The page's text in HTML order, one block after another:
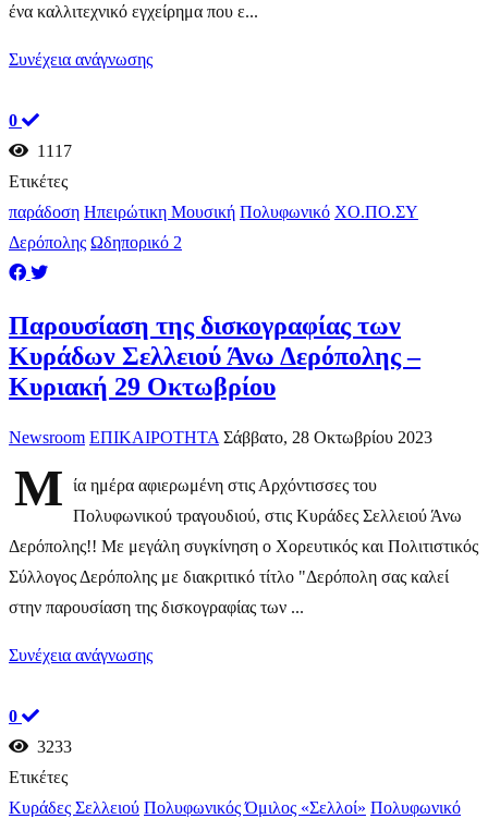
ένα καλλιτεχνικό εγχείρημα που ε...
Συνέχεια ανάγνωσης
0
1117
Ετικέτες
παράδοση Ηπειρώτικη Μουσική Πολυφωνικό ΧΟ.ΠΟ.ΣΥ
Δερόπολης Ωδηπορικό 2
Παρουσίαση της δισκογραφίας των
Κυράδων Σελλειού Άνω Δερόπολης –
Κυριακή 29 Οκτωβρίου
Newsroom ΕΠΙΚΑΙΡΟΤΗΤΑ Σάββατο, 28 Οκτωβρίου 2023
Μ
ία ημέρα αφιερωμένη στις Αρχόντισσες του
Πολυφωνικού τραγουδιού, στις Κυράδες Σελλειού Άνω
Δερόπολης!! Mε μεγάλη συγκίνηση o Χορευτικός και Πολιτιστικός
Σύλλογος Δερόπολης με διακριτικό τίτλο "Δερόπολη σας καλεί
στην παρουσίαση της δισκογραφίας των ...
Συνέχεια ανάγνωσης
0
3233
Ετικέτες
Κυράδες Σελλειού Πολυφωνικός Όμιλος «Σελλοί» Πολυφωνικό